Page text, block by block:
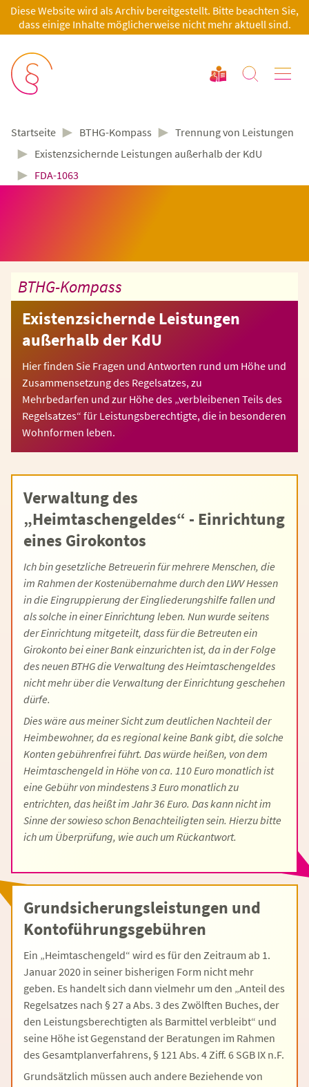
Diese Website wird als Archiv bereitgestellt. Bitte beachten Sie,
dass einige Inhalte möglicherweise nicht mehr aktuell sind.
Startseite ► BTHG-Kompass ► Trennung von Leistungen
► Existenzsichernde Leistungen außerhalb der KdU
► FDA-1063
BTHG-Kompass
Existenzsichernde Leistungen
außerhalb der KdU
Hier finden Sie Fragen und Antworten rund um Höhe und
Zusammensetzung des Regelsatzes, zu
Mehrbedarfen und zur Höhe des „verbleibenen Teils des
Regelsatzes“ für Leistungsberechtigte, die in besonderen
Wohnformen leben.
Verwaltung des
„Heimtaschengeldes“ - Einrichtung
eines Girokontos
Ich bin gesetzliche Betreuerin für mehrere Menschen, die
im Rahmen der Kostenübernahme durch den LWV Hessen
in die Eingruppierung der Eingliederungshilfe fallen und
als solche in einer Einrichtung leben. Nun wurde seitens
der Einrichtung mitgeteilt, dass für die Betreuten ein
Girokonto bei einer Bank einzurichten ist, da in der Folge
des neuen BTHG die Verwaltung des Heimtaschengeldes
nicht mehr über die Verwaltung der Einrichtung geschehen
dürfe.
Dies wäre aus meiner Sicht zum deutlichen Nachteil der
Heimbewohner, da es regional keine Bank gibt, die solche
Konten gebührenfrei führt. Das würde heißen, von dem
Heimtaschengeld in Höhe von ca. 110 Euro monatlich ist
eine Gebühr von mindestens 3 Euro monatlich zu
entrichten, das heißt im Jahr 36 Euro. Das kann nicht im
Sinne der sowieso schon Benachteiligten sein. Hierzu bitte
ich um Überprüfung, wie auch um Rückantwort.
Grundsicherungsleistungen und
Kontoführungsgebühren
Ein „Heimtaschengeld“ wird es für den Zeitraum ab 1.
Januar 2020 in seiner bisherigen Form nicht mehr
geben. Es handelt sich dann vielmehr um den „Anteil des
Regelsatzes nach § 27 a Abs. 3 des Zwölften Buches, der
den Leistungsberechtigten als Barmittel verbleibt“ und
seine Höhe ist Gegenstand der Beratungen im Rahmen
des Gesamtplanverfahrens, § 121 Abs. 4 Ziff. 6 SGB IX n.F.
Grundsätzlich müssen auch andere Beziehende von